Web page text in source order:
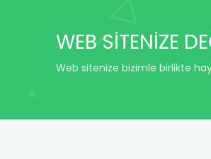
WEB SİTENİZE
Web sitenize bizimle birlikte